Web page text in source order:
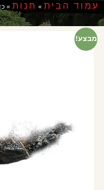
עמוד הבית » חנות »
מבצע!